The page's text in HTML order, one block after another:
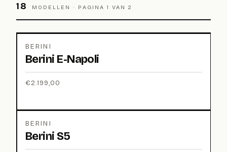
18 MODELLEN · PAGINA 1 VAN 2
BERINI
Berini E-Napoli
€2.199,00
BERINI
Berini S5